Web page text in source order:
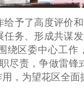
给予了高度评价
任务、形成共谋
绕区委中心工
尽责，争做雷
，为望花区全